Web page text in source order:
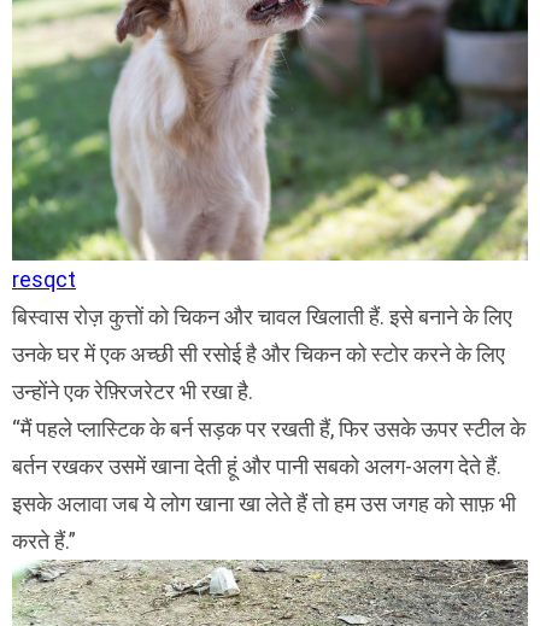
resqct
बिस्वास रोज़ कुत्तों को चिकन और चावल खिलाती हैं. इसे बनाने के लिए
उनके घर में एक अच्छी सी रसोई है और चिकन को स्टोर करने के लिए
उन्होंने एक रेफ़्रिजरेटर भी रखा है.
मैं पहले प्लास्टिक के बर्न सड़क पर रखती हैं, फिर उसके ऊपर स्टील के
बर्तन रखकर उसमें खाना देती हूं और पानी सबको अलग-अलग देते हैं.
इसके अलावा जब ये लोग खाना खा लेते हैं तो हम उस जगह को साफ़ भी
करते हैं.